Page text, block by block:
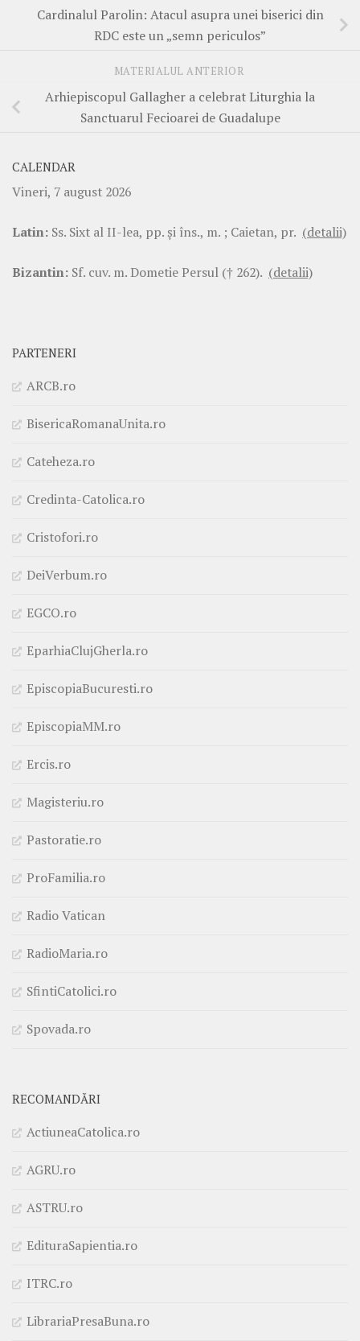
Cardinalul Parolin: Atacul asupra unei biserici din
RDC este un „semn periculos”
MATERIALUL ANTERIOR
Arhiepiscopul Gallagher a celebrat Liturghia la
Sanctuarul Fecioarei de Guadalupe
CALENDAR
Vineri, 7 august 2026
Latin: Ss. Sixt al II-lea, pp. şi îns., m. ; Caietan, pr. (detalii)
Bizantin: Sf. cuv. m. Dometie Persul († 262). (detalii)
PARTENERI
ARCB.ro
BisericaRomanaUnita.ro
Cateheza.ro
Credinta-Catolica.ro
Cristofori.ro
DeiVerbum.ro
EGCO.ro
EparhiaClujGherla.ro
EpiscopiaBucuresti.ro
EpiscopiaMM.ro
Ercis.ro
Magisteriu.ro
Pastoratie.ro
ProFamilia.ro
Radio Vatican
RadioMaria.ro
SfintiCatolici.ro
Spovada.ro
RECOMANDĂRI
ActiuneaCatolica.ro
AGRU.ro
ASTRU.ro
EdituraSapientia.ro
ITRC.ro
LibrariaPresaBuna.ro